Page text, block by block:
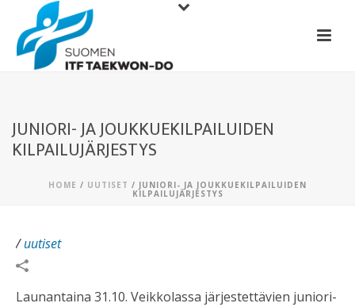
JUNIORI- JA JOUKKUEKILPAILUIDEN
KILPAILUJÄRJESTYS
HOME / UUTISET / JUNIORI- JA JOUKKUEKILPAILUIDEN
KILPAILUJÄRJESTYS
/uutiset
Launantaina 31.10. Veikkolassa järjestettävien juniori-